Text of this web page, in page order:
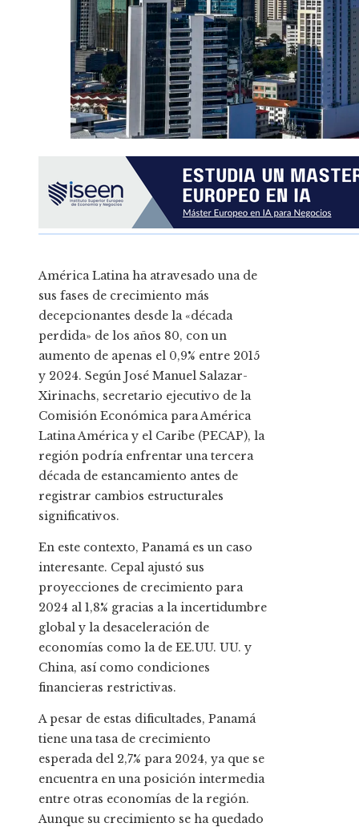
América Latina ha atravesado una de
sus fases de crecimiento más
decepcionantes desde la «década
perdida» de los años 80, con un
aumento de apenas el 0,9% entre 2015
y 2024. Según José Manuel Salazar-
Xirinachs, secretario ejecutivo de la
Comisión Económica para América
Latina América y el Caribe (PECAP), la
región podría enfrentar una tercera
década de estancamiento antes de
registrar cambios estructurales
significativos.
En este contexto, Panamá es un caso
interesante. Cepal ajustó sus
proyecciones de crecimiento para
2024 al 1,8% gracias a la incertidumbre
global y la desaceleración de
economías como la de EE.UU. UU. y
China, así como condiciones
financieras restrictivas.
A pesar de estas dificultades, Panamá
tiene una tasa de crecimiento
esperada del 2,7% para 2024, ya que se
encuentra en una posición intermedia
entre otras economías de la región.
Aunque su crecimiento se ha quedado